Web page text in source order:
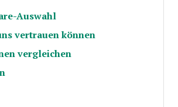
Auswahl
vertrauen können
vergleichen